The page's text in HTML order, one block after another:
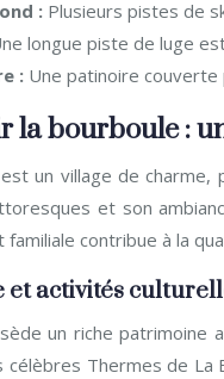
: Plusieurs pistes de
longue piste de luge
: Une patinoire
la bourboule :
un village de
et son
familiale contribue à la
et activités
un riche patrimoine
célèbres Thermes de